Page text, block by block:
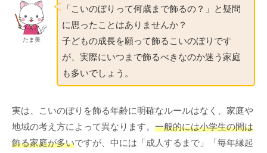
たま美
「こいのぼりって何歳まで飾るの？」と疑問
に思ったことはありませんか？
子どもの成長を願って飾るこいのぼりです
が、実際にいつまで飾るべきなのか迷う家庭
も多いでしょう。
実は、こいのぼりを飾る年齢に明確なルールはなく、家庭や
地域の考え方によって異なります。 一般的には小学生の間は
飾る家庭が多いですが、中には「成人するまで」「毎年縁起